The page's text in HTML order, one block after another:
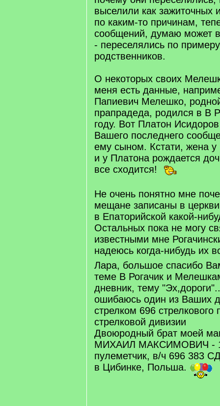
выселили как зажиточных
по каким-то причинам,
сообщений, думаю может
- переселялись по
родственников.
О некоторых своих
меня есть данные,
Папиевич Мелешко,
прапрадеда, родился в В
году. Вот Платон
Вашего последнего
ему сыном. Кстати, жена у
и у Платона рождается
все сходится!
Не очень понятно мне
мещане записаны в
в Епаторийской какой-
Остальных пока не могу
известными мне
надеюсь когда-нибудь их
Лара, большое спасибо
теме В Рогачик и
дневник, тему
ошибаюсь один из Ваших
стрелком 696 стрелкового
стрелковой дивизии
Двоюродный брат моей
МИХАИЛ МАКСИМОВИЧ -
пулеметчик, в/ч 696 383
в Цибинке, Польша.